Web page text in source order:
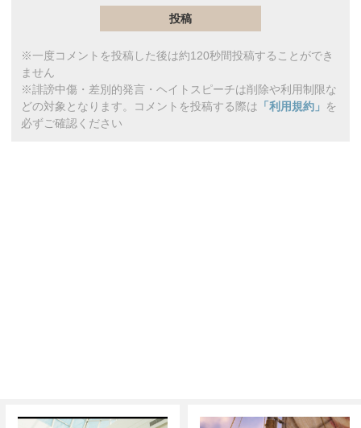
※一度コメントを投稿した後は約120秒間投稿することができ
ません
※誹謗中傷・差別的発言・ヘイトスピーチは削除や利用制限な
どの対象となります。コメントを投稿する際は 「利用規約」 を
必ずご確認ください